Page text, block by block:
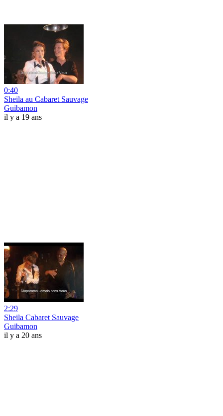
0:40
Sheila au Cabaret Sauvage
Guibamon
il y a 19 ans
2:29
Sheila Cabaret Sauvage
Guibamon
il y a 20 ans